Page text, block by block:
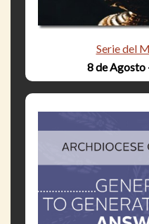
Serie del
8 de Agosto